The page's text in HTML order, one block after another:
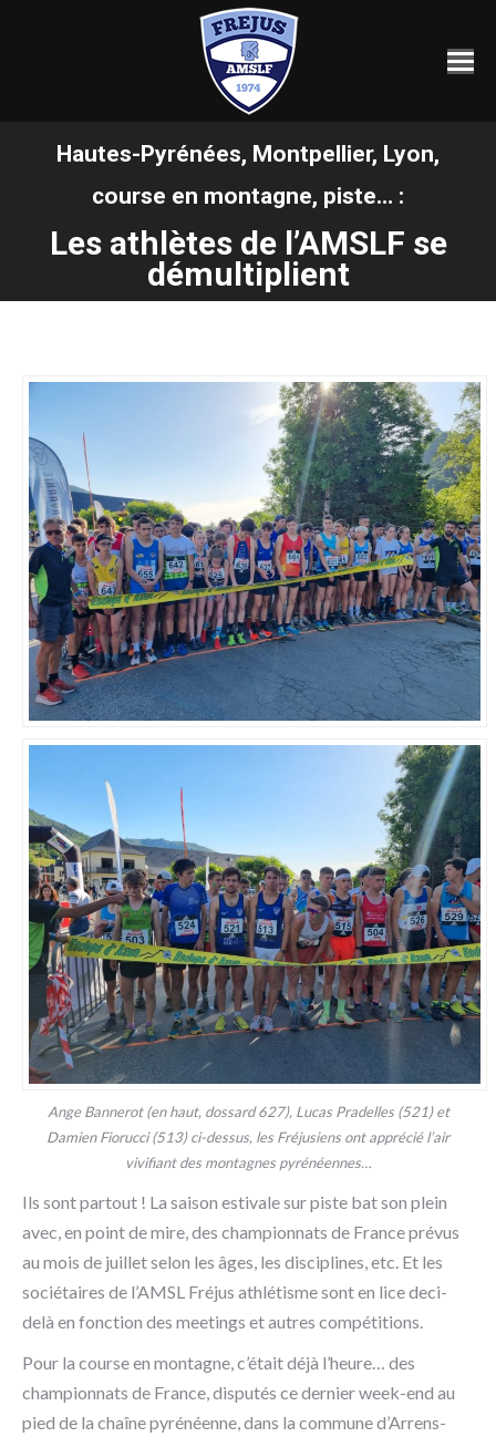
Hautes-Pyrénées, Montpellier, Lyon,
course en montagne, piste… :
Les athlètes de l’AMSLF se
démultiplient
Vous êtes ici :
Ange Bannerot (en haut, dossard 627), Lucas Pradelles (521) et
Damien Fiorucci (513) ci-dessus, les Fréjusiens ont apprécié l’air
vivifiant des montagnes pyrénéennes…
Ils sont partout ! La saison estivale sur piste bat son plein
avec, en point de mire, des championnats de France prévus
au mois de juillet selon les âges, les disciplines, etc. Et les
sociétaires de l’AMSL Fréjus athlétisme sont en lice deci-
delà en fonction des meetings et autres compétitions.
Pour la course en montagne, c’était déjà l’heure… des
championnats de France, disputés ce dernier week-end au
pied de la chaîne pyrénéenne, dans la commune d’Arrens-